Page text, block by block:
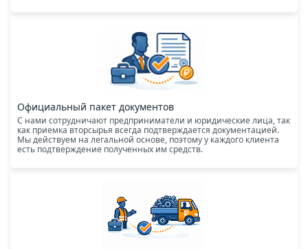
Официальный пакет документов
С нами сотрудничают предприниматели и юридические лица, так
как приемка вторсырья всегда подтверждается документацией.
Мы действуем на легальной основе, поэтому у каждого клиента
есть подтверждение полученных им средств.